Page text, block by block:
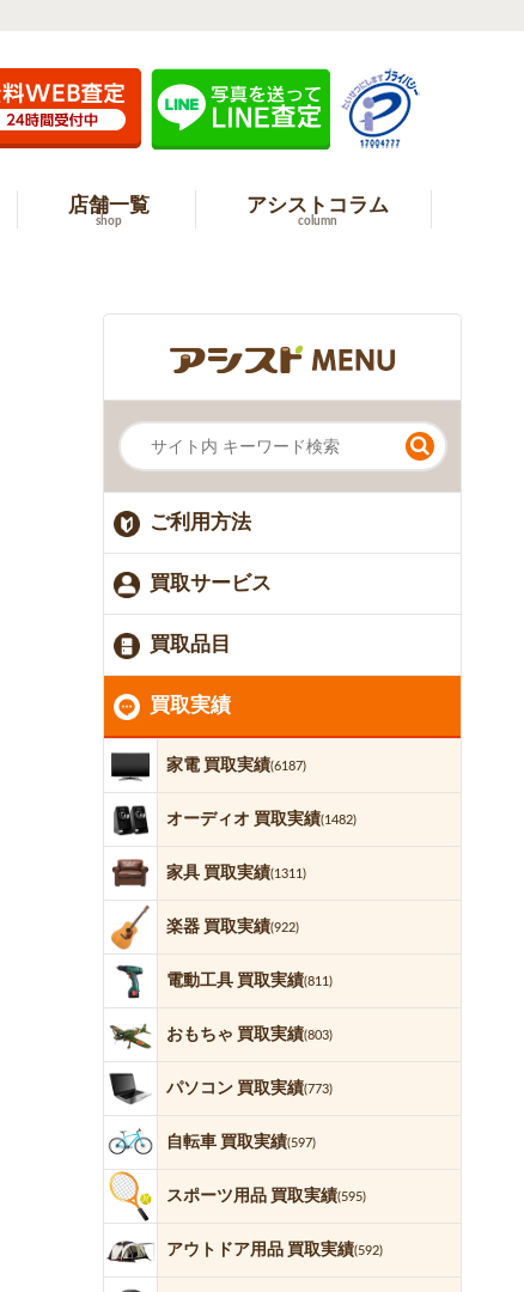
店舗一覧
shop
アシストコラム
column
ご利用方法
買取サービス
買取品目
買取実績
家電 買取実績(6187)
オーディオ 買取実績(1482)
家具 買取実績(1311)
楽器 買取実績(922)
電動工具 買取実績(811)
おもちゃ 買取実績(803)
パソコン 買取実績(773)
自転車 買取実績(597)
スポーツ用品 買取実績(595)
アウトドア用品 買取実績(592)